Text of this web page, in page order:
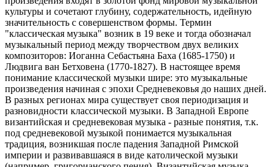
культуры и сочетают глубину, содержательность, идейную
значительность с совершенством формы. Термин
"классическая музыка" возник в 19 веке и тогда обозначал
музыкальный период между творчеством двух великих
композиторов: Иоганна Себастьяна Баха (1685-1750) и
Людвига ван Бетховена (1770-1827). В настоящее время
понимание классической музыки шире: это музыкальные
произведения начиная с эпохи Средневековья до наших дней.
В разных регионах мира существует своя периодизация и
разновидности классической музыки. В Западной Европе
византийская и средневековая музыка - разные понятия, т.к.
под средневековой музыкой понимается музыкальная
традиция, возникшая после падения Западной Римской
империи и развивавшаяся в виде католической музыки